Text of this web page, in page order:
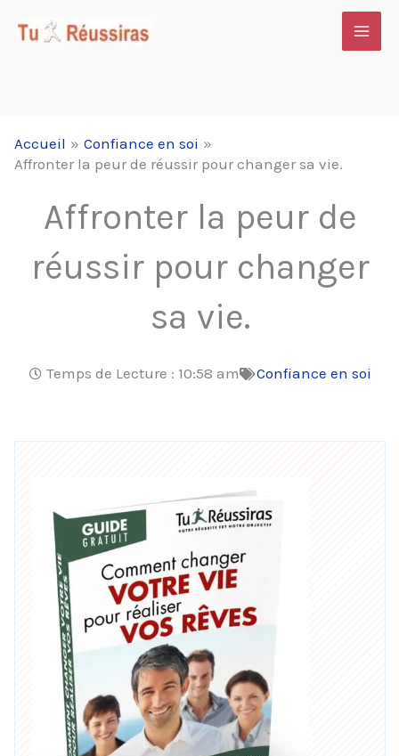
Accueil
Confiance en soi
Affronter la peur de réussir pour changer sa vie.
Affronter la peur de
réussir pour changer
sa vie.
Temps de Lecture : 10:58 am Confiance en soi